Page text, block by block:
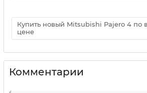
Купить новый Mitsubishi Pajero 4 по
цене
Комментарии